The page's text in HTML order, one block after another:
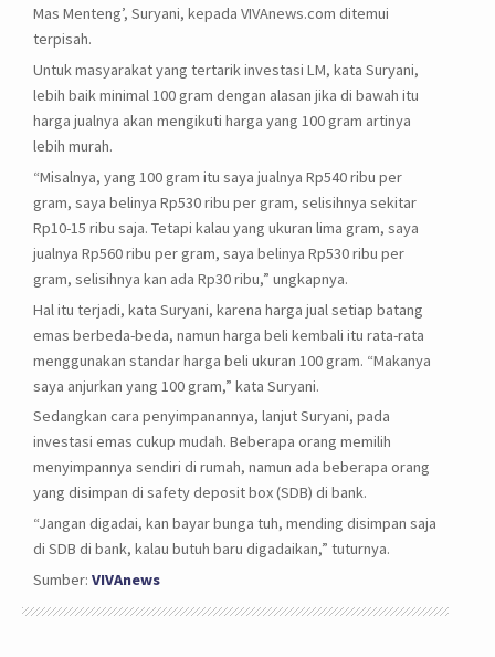
Mas Menteng’, Suryani, kepada VIVAnews.com ditemui
terpisah.
Untuk masyarakat yang tertarik investasi LM, kata Suryani,
lebih baik minimal 100 gram dengan alasan jika di bawah itu
harga jualnya akan mengikuti harga yang 100 gram artinya
lebih murah.
“Misalnya, yang 100 gram itu saya jualnya Rp540 ribu per
gram, saya belinya Rp530 ribu per gram, selisihnya sekitar
Rp10-15 ribu saja. Tetapi kalau yang ukuran lima gram, saya
jualnya Rp560 ribu per gram, saya belinya Rp530 ribu per
gram, selisihnya kan ada Rp30 ribu,” ungkapnya.
Hal itu terjadi, kata Suryani, karena harga jual setiap batang
emas berbeda-beda, namun harga beli kembali itu rata-rata
menggunakan standar harga beli ukuran 100 gram. “Makanya
saya anjurkan yang 100 gram,” kata Suryani.
Sedangkan cara penyimpanannya, lanjut Suryani, pada
investasi emas cukup mudah. Beberapa orang memilih
menyimpannya sendiri di rumah, namun ada beberapa orang
yang disimpan di safety deposit box (SDB) di bank.
“Jangan digadai, kan bayar bunga tuh, mending disimpan saja
di SDB di bank, kalau butuh baru digadaikan,” tuturnya.
Sumber: VIVAnews